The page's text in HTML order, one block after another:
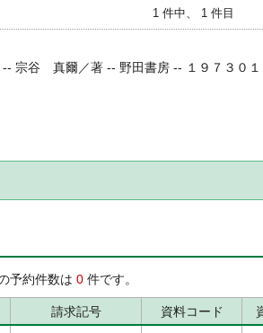
1 件中、 1 件目
-- 宗谷 真爾／著 -- 野田書房 -- １９７３０
予約件数は 0 件です。
請求記号 資料コード